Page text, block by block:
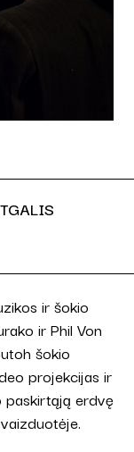
ir šokio
ir Phil Von
šokio
projekcijas ir
paskirtąją erdvę